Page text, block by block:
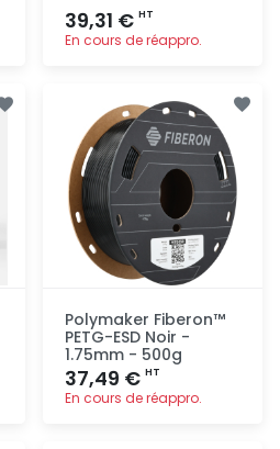
39,31 € HT
En cours de réappro.
rapide
Polymaker Fiberon™
PETG-ESD Noir -
1.75mm - 500g
37,49 € HT
En cours de réappro.